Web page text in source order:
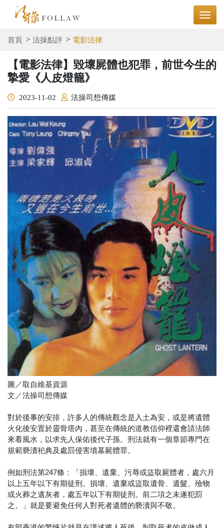
首頁 法操點評 電影法律
【電影法律】毀壞屍體也犯罪，前世今生的
摯愛《人皮燈籠》
2023-11-02 法操司想傳媒
圖／取自維基資源
文／法操司想傳媒
對於後事的安排，許多人的傳統觀念是入土為安，或是將遺體
火化後安置於靈骨塔內，甚至在傳統的道教信仰裡還會請法師
來看風水，以求先人保佑後代子孫。刑法就有一個章節專門在
規範褻瀆祀典及處罰侵害墳墓屍體罪。
例如刑法第247條：「損壞、遺棄、污辱或盜取屍體者，處六月
以上五年以下有期徒刑。損壞、遺棄或盜取遺骨、遺髮、殮物
或火葬之遺灰者，處五年以下有期徒刑。前二項之未遂犯罰
之。」就是要避免任何人對死者遺體的褻瀆與不敬。